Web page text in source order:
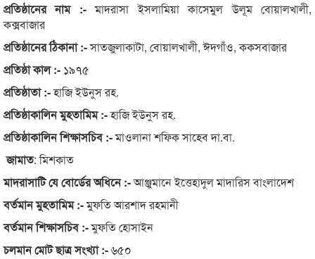
প্রতিষ্ঠানের নাম :-মাদরাসা ইসলামিয়া কাসেমুল উলূম বোয়ালখালী,
কক্সবাজার
প্রতিষ্ঠানের ঠিকানা :-সাতজুলাকাটা, বোয়ালখালী, ঈদগাঁও, ককসবাজার
প্রতিষ্ঠা কাল :- ১৯৭৫
প্রতিষ্ঠাতা :-হাজি ইউনুস রহ.
প্রতিষ্ঠাকালিন মুহতামিম :-হাজি ইউনুস রহ.
প্রতিষ্ঠাকালিন শিক্ষাসচিব :-মাওলানা শফিক সাহেব দা.বা.
জামাত: মিশকাত
মাদরাসাটি যে বোর্ডের অধিনে :-আঞ্জুমানে ইত্তেহাদুল মাদারিস বাংলাদেশ
বর্তমান মুহতামিম :-মুফতি আরশাদ রহমানী
বর্তমান শিক্ষাসচিব :-মুফতি হোসাইন
চলমান মোট ছাত্র সংখ্যা :-৬৫০